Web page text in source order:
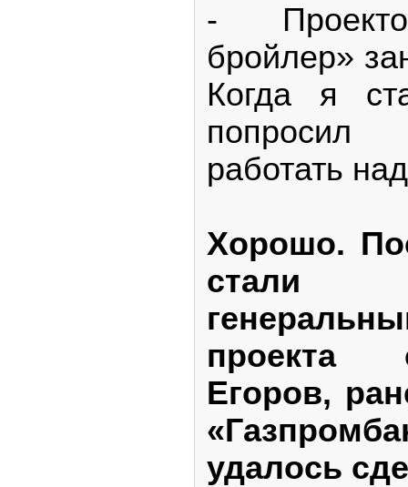
-
бройлер»
Когда я
попросил
работать
Хорошо.
стали
проекта
Егоров,
удалось